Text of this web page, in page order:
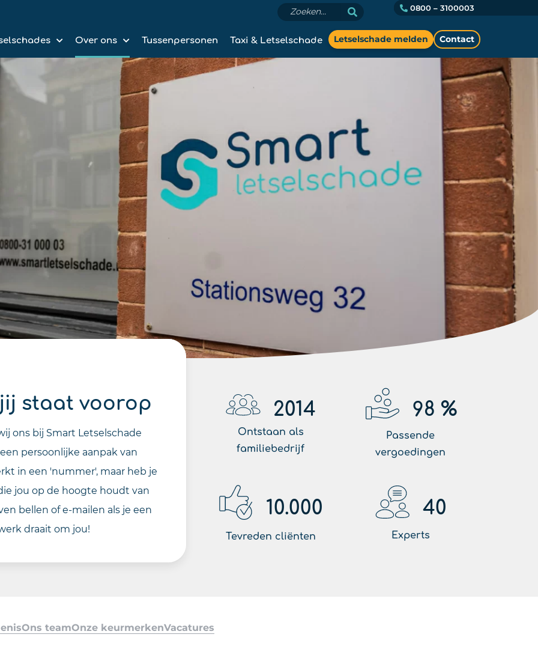
0800 – 3100003
Over ons Tussenpersonen Taxi & Letselschade Letselschade melden Contact
staat voorop
ons bij Smart Letselschade
persoonlijke aanpak van
in een 'nummer', maar heb je
jou op de hoogte houdt van
bellen of e-mailen als je een
draait om jou!
2014
Ontstaan als
familiebedrijf
98 %
Passende
vergoedingen
10.000
Tevreden cliënten
40
Experts
Ons teamOnze keurmerkenVacatures